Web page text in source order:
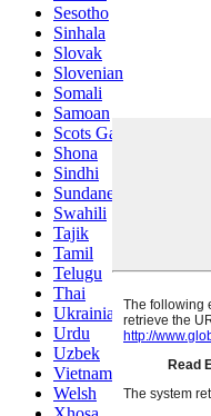
Sesotho
Sinhala
Slovak
Slovenian
Somali
Samoan
Scots Gaelic
Shona
Sindhi
Sundanese
Swahili
Tajik
Tamil
Telugu
Thai
Ukrainian
Urdu
Uzbek
Vietnamese
Welsh